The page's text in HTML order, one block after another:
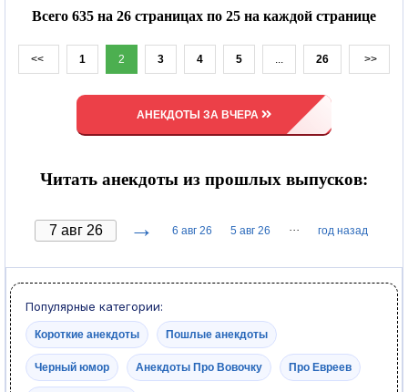
Всего 635 на 26 страницах по 25 на каждой странице
<< 1 2 3 4 5 ... 26 >>
АНЕКДОТЫ ЗА ВЧЕРА
Читать анекдоты из прошлых выпусков:
→ 6 авг 26 5 авг 26 ··· год назад
Популярные категории:
Короткие анекдоты Пошлые анекдоты
Черный юмор Анекдоты Про Вовочку Про Евреев